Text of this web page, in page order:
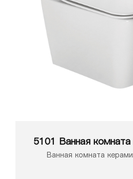
5101 Ванная
унитаз
Ванная комната